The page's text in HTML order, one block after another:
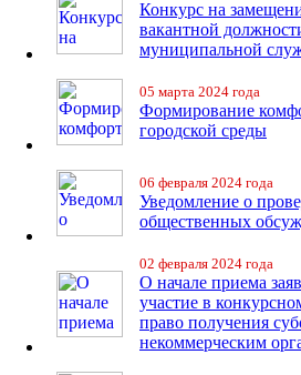
Конкурс на
вакантной
муниципальной
05 марта 2024 года
Формирование
городской среды
06 февраля 2024 года
Уведомление о
общественных
02 февраля 2024 года
О начале приема
участие в
право получения
некоммерческим